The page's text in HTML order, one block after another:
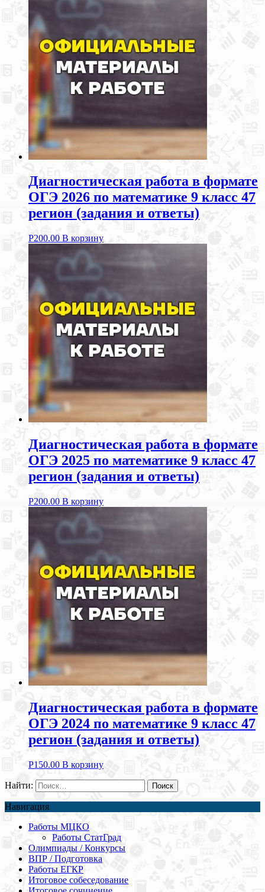
Диагностическая работа в формате
ОГЭ 2026 по математике 9 класс 47
регион (задания и ответы)
Р200.00 В корзину
Диагностическая работа в формате
ОГЭ 2025 по математике 9 класс 47
регион (задания и ответы)
Р200.00 В корзину
Диагностическая работа в формате
ОГЭ 2024 по математике 9 класс 47
регион (задания и ответы)
Р150.00 В корзину
Найти:
Навигация
Работы МЦКО
Работы СтатГрад
Олимпиады / Конкурсы
ВПР / Подготовка
Работы ЕГКР
Итоговое собеседование